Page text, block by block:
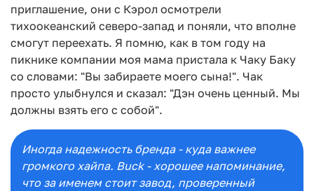
приглашение, они с Кэрол осмотрели
тихоокеанский северо-запад и поняли, что вполне
смогут переехать. Я помню, как в том году на
пикнике компании моя мама пристала к Чаку Баку
со словами: "Вы забираете моего сына!". Чак
просто улыбнулся и сказал: "Дэн очень ценный. Мы
должны взять его с собой".
Иногда надежность бренда - куда важнее
громкого хайпа. Buck - хорошее напоминание,
что за именем стоит завод, проверенный